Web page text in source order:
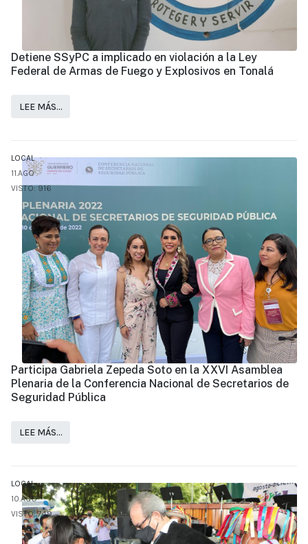
Detiene SSyPC a implicado en violación a la Ley
Federal de Armas de Fuego y Explosivos en Tonalá
LEE MÁS…
LOCAL
11.AGO
VISTO: 916
Participa Gabriela Zepeda Soto en la XXVI Asamblea
Plenaria de la Conferencia Nacional de Secretarios de
Seguridad Pública
LEE MÁS…
LOCAL
10.AGO
VISTO: 749